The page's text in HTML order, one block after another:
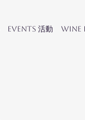
Events 活動 Wine